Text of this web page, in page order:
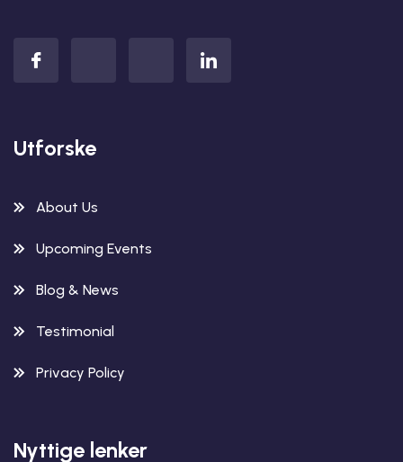
Utforske
About Us
Upcoming Events
Blog & News
Testimonial
Privacy Policy
Nyttige lenker